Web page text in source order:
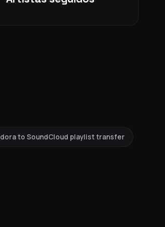
to SoundCloud playlist transfer